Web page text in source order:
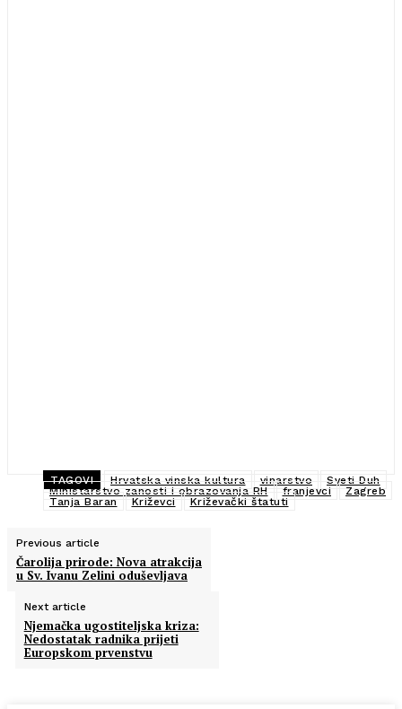
TAGOVI Hrvatska vinska kultura vinarstvo
Sveti Duh
Ministarstvo zanosti i obrazovanja RH
franjevci
Zagreb
Tanja Baran
Križevci Križevački štatuti
Previous article
Čarolija prirode: Nova atrakcija
u Sv. Ivanu Zelini oduševljava
Next article
Njemačka ugostiteljska kriza:
Nedostatak radnika prijeti
Europskom prvenstvu